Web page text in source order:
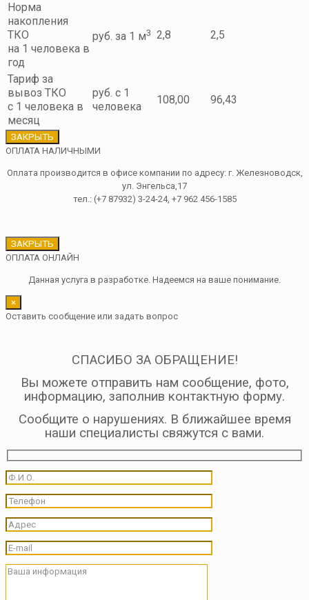
Норма
накопления
ТКО
на 1 человека в
год
руб. за 1 м3 2,8 2,5
Тариф за
вывоз ТКО
с 1 человека в
месяц
руб. с 1
человека
108,00 96,43
ЗАКРЫТЬ
ОПЛАТА НАЛИЧНЫМИ
Оплата производится в офисе компании по адресу: г. Железноводск,
ул. Энгельса,17
тел.: (+7 87932) 3-24-24, +7 962 456-1585
ЗАКРЫТЬ
ОПЛАТА ОНЛАЙН
Данная услуга в разработке. Надеемся на ваше понимание.
×
Оставить сообщение или задать вопрос
СПАСИБО ЗА ОБРАЩЕНИЕ!
Вы можете отправить нам сообщение, фото,
информацию, заполнив контактную форму.
Сообщите о нарушениях. В ближайшее время
наши специалисты свяжутся с вами.